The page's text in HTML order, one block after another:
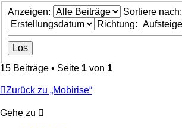
Anzeigen:
Sortiere nach:
Richtung:
15 Beiträge • Seite 1 von 1
Zurück zu „Mobirise“
Gehe zu